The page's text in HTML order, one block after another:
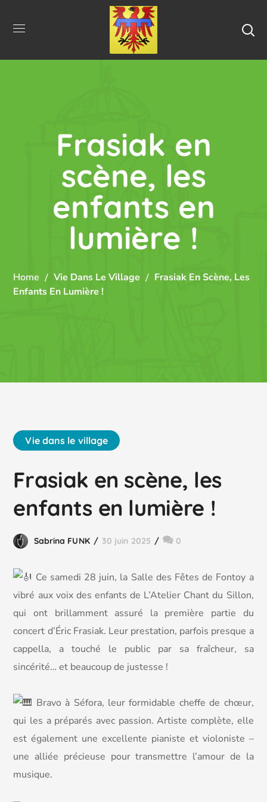
Frasiak en
scène, les
enfants en
lumière !
Home Vie Dans Le Village
Frasiak En Scène, Les
Enfants En Lumière !
Vie dans le village
Frasiak en scène, les
enfants en lumière !
Sabrina FUNK 30 juin 2025 0
Ce samedi 28 juin, la Salle des Fêtes de Fontoy a
vibré aux voix des enfants de L’Atelier Chant du Sillon,
qui ont brillamment assuré la première partie du
concert d’Éric Frasiak. Leur prestation, parfois presque a
cappella, a touché le public par sa fraîcheur, sa
sincérité… et beaucoup de justesse !
Bravo à Séfora, leur formidable cheffe de chœur,
qui les a préparés avec passion. Artiste complète, elle
est également une excellente pianiste et violoniste –
une alliée précieuse pour transmettre l’amour de la
musique.